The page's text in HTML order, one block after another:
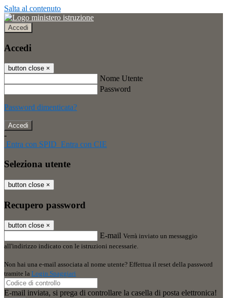
Salta al contenuto
Accedi
Accedi
button close ×
Nome Utente
Password
Password dimenticata?
-
Entra con SPID Entra con CIE
Seleziona utente
button close ×
Recupero password
button close ×
E-mail Verrà inviato un messaggio
all'indirizzo indicato con le istruzioni necessarie.
Non hai una e-mail associata al nome utente? Effettua il reset della password
tramite la Login Spaggiari
E-mail inviata, si prega di controllare la casella di posta elettronica!